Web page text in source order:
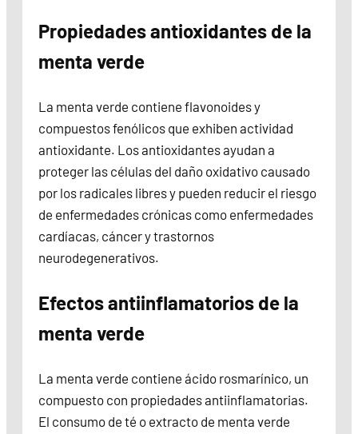
Propiedades antioxidantes de la
menta verde
La menta verde contiene flavonoides y
compuestos fenólicos que exhiben actividad
antioxidante. Los antioxidantes ayudan a
proteger las células del daño oxidativo causado
por los radicales libres y pueden reducir el riesgo
de enfermedades crónicas como enfermedades
cardíacas, cáncer y trastornos
neurodegenerativos.
Efectos antiinflamatorios de la
menta verde
La menta verde contiene ácido rosmarínico, un
compuesto con propiedades antiinflamatorias.
El consumo de té o extracto de menta verde